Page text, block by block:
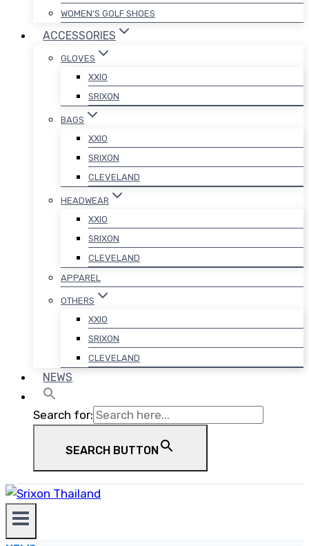
WOMEN’S GOLF SHOES
ACCESSORIES
GLOVES
XXIO
SRIXON
BAGS
XXIO
SRIXON
CLEVELAND
HEADWEAR
XXIO
SRIXON
CLEVELAND
APPAREL
OTHERS
XXIO
SRIXON
CLEVELAND
NEWS
Search for:
SEARCH BUTTON